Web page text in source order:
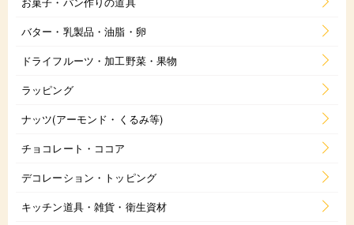
バター・乳製品・油脂・卵
ドライフルーツ・加工野菜・果物
ラッピング
ナッツ(アーモンド・くるみ等)
チョコレート・ココア
デコレーション・トッピング
キッチン道具・雑貨・衛生資材